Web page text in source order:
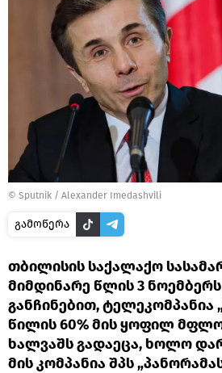
© Sputnik / Alexander Imedashvili
გამოწერა
თბილისის საქალაქო
მიმდინარე წლის 3
განჩინებით, ტელეკომპანია
წილის 60% მის ყოფილ
ხალვაშს გადაეცა, ხოლო
მის კომპანია შპს